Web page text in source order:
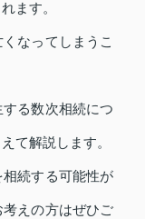
ます。
なってしまうこ
る数次相続につ
て解説します。
続する可能性が
えの方はぜひご